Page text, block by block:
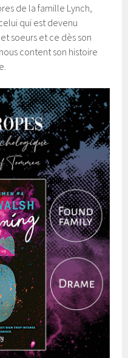
de la famille Lynch,
qui est devenu
soeurs et ce dès son
content son histoire